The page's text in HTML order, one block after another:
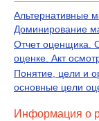
Альтернативные
Доминирование
Отчет оценщика.
оценке. Акт
Понятие, цели и
основные цели
Информация о